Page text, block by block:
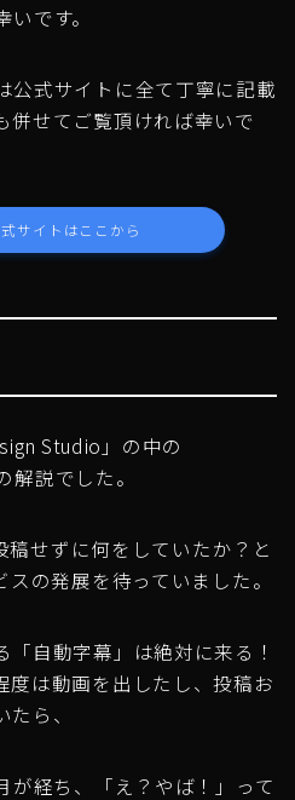
です。
公式サイトに全て丁寧に記載
併せてご覧頂ければ幸いで
サイトはここから
Studio」の中の
解説でした。
稿せずに何をしていたか？と
の発展を待っていました。
自動字幕」は絶対に来る！
度は動画を出したし、投稿お
ら、
が経ち、「え？やば！」って